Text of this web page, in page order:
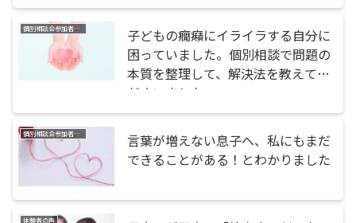
個別相談会参加者の声
子どもの癇癪にイライラする自分に
困っていました。個別相談で問題の
本質を整理して、解決法を教えてく
ださいました
個別相談会参加者の声
言葉が増えない息子へ、私にもまだ
できることがある！とわかりました
体験者の声